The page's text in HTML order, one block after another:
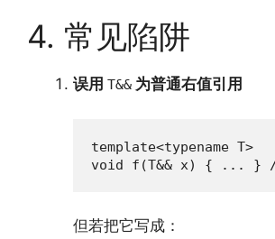
4. 常见陷阱
误用 T&& 为普通右值引用
template<typename T>
void f(T&& x) { ... }
但若把它写成：